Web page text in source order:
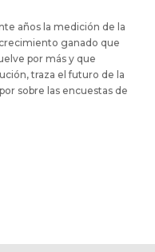
años la medición de la
ganado que
por más y que
traza el futuro de la
sobre las encuestas de